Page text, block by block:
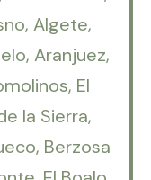
Algete,
Aranjuez,
El
la Sierra,
Berzosa